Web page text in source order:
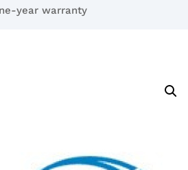
year warranty